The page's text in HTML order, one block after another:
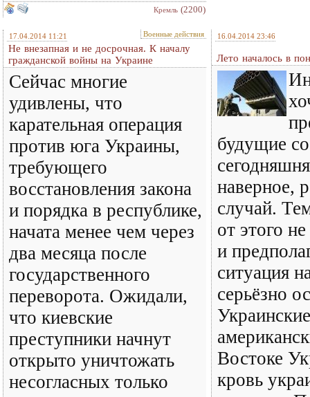
Кремль (2200)
17.04.2014 11:21 Военные действия
Не внезапная и не досрочная. К началу
гражданской войны на Украине
Сейчас многие
удивлены, что
карательная операция
против юга Украины,
требующего
восстановления закона
и порядка в республике,
начата менее чем через
два месяца после
государственного
переворота. Ожидали,
что киевские
преступники начнут
открыто уничтожать
несогласных только
16.04.2014 23:46
Лето началось в
будущие
наверное,
случай.
от этого
и
ситуация
серьёзно
Востоке
кровь